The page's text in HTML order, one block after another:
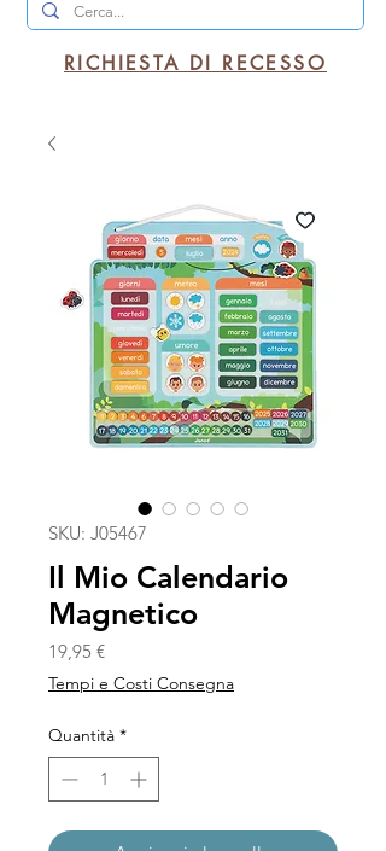
RICHIESTA DI RECESSO
SKU: J05467
Il Mio Calendario
Magnetico
19,95 €Prezzo
Tempi e Costi Consegna
Quantità *